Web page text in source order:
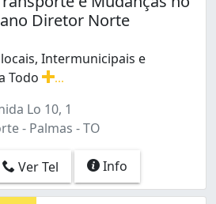
Diretor Norte
Intermunicipais e
Todo
Lo 10, 1
- Palmas - TO
Ver Tel Info